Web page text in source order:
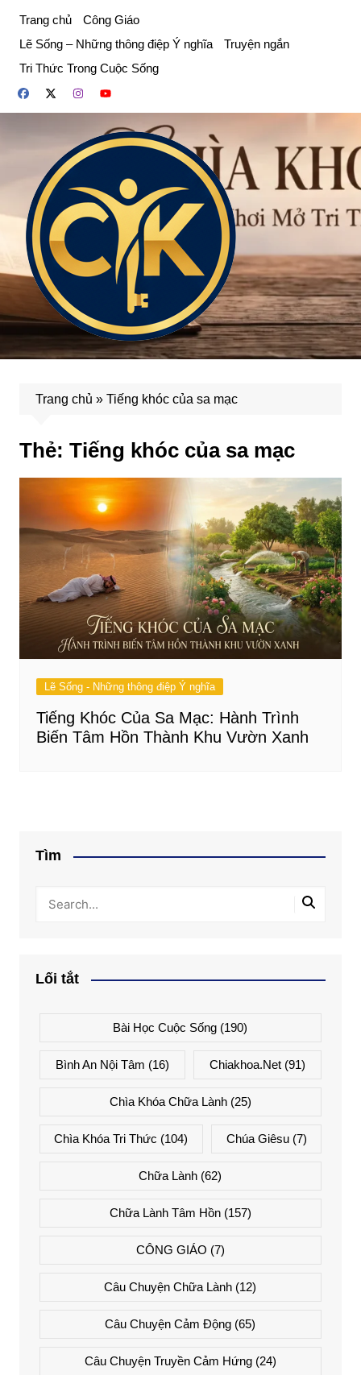
phần
dung
Trang chủ
Công Giáo
Lẽ Sống – Những thông điệp Ý nghĩa
Truyện ngắn
Tri Thức Trong Cuộc Sống
Trang chủ » Tiếng khóc của sa mạc
Thẻ: Tiếng khóc của sa mạc
Lẽ Sống - Những thông điệp Ý nghĩa
Tiếng Khóc Của Sa Mạc: Hành Trình
Biến Tâm Hồn Thành Khu Vườn Xanh
Tìm
Lối tắt
Bài Học Cuộc Sống (190)
Bình An Nội Tâm (16) Chiakhoa.net (91)
Chìa Khóa Chữa Lành(25)
Chìa Khóa Tri Thức (104) Chúa Giêsu(7)
Chữa Lành (62)
Chữa Lành Tâm Hồn(157)
CÔNG GIÁO (7)
Câu Chuyện Chữa Lành (12)
Câu Chuyện Cảm Động (65)
Câu Chuyện Truyền Cảm Hứng(24)